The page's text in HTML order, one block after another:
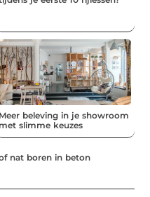
Meer beleving in je showroom
met slimme keuzes
nat boren in beton